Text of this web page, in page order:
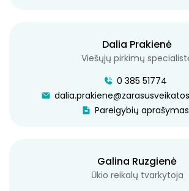
TURMANTO AMBULATORIJA
MEDICINOS PUNKTAI
KONSULTACINĖS POLIKLINIKOS IR
CHIRURGIJOS SKYRIUS
DIENOS CHIRURGIJA
Dalia Prakienė
Viešųjų pirkimų
0 385 51774
Pareigybių aprašymas
Galina Ruzgienė
Ūkio reikalų tvarkytoja